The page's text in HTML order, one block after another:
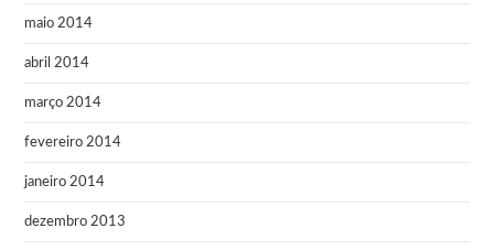
maio 2014
abril 2014
março 2014
fevereiro 2014
janeiro 2014
dezembro 2013